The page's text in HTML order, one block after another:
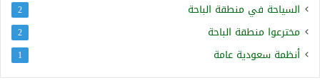
السياحة في منطقة الباحة 2
مخترعوا منطقة الباحة 2
أنظمة سعودية عامة 1